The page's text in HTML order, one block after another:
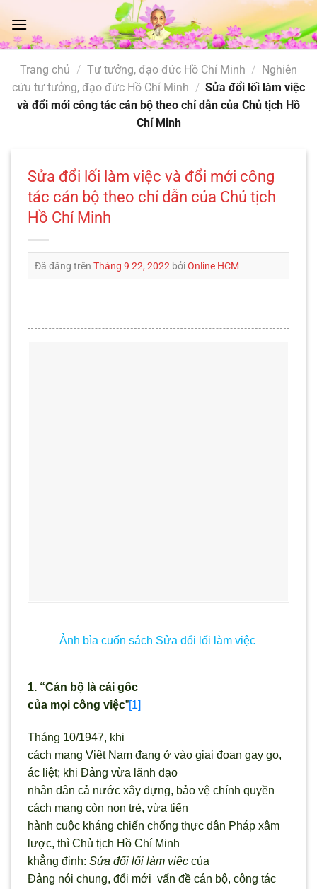
đến
nội
Trang chủ / Tư tưởng, đạo đức Hồ Chí Minh / Nghiên
cứu tư tưởng, đạo đức Hồ Chí Minh / Sửa đổi lối làm việc
và đổi mới công tác cán bộ theo chỉ dẫn của Chủ tịch Hồ
Chí Minh
Sửa đổi lối làm việc và đổi mới công
tác cán bộ theo chỉ dẫn của Chủ tịch
Hồ Chí Minh
Đã đăng trên Tháng 9 22, 2022 bởiOnline HCM
Ảnh bìa cuốn sách Sửa đổi lối làm việc
1. “Cán bộ là cái gốc
của mọi công việc”[1]
Tháng 10/1947, khi
cách mạng Việt Nam đang ở vào giai đoạn gay go,
ác liệt; khi Đảng vừa lãnh đạo
nhân dân cả nước xây dựng, bảo vệ chính quyền
cách mạng còn non trẻ, vừa tiến
hành cuộc kháng chiến chống thực dân Pháp xâm
lược, thì Chủ tịch Hồ Chí Minh
khẳng định: Sửa đổi lối làm việc của
Đảng nói chung, đổi mới vấn đề cán bộ, công tác